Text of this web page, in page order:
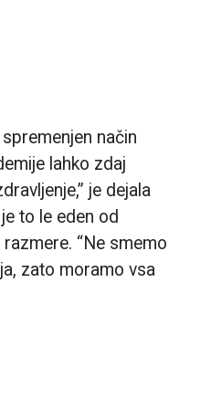
način
lahko zdaj
je dejala
to le eden od
“Ne smemo
zato moramo vsa